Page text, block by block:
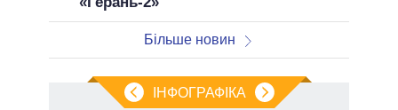
Більше новин
ІНФОГРАФІКА